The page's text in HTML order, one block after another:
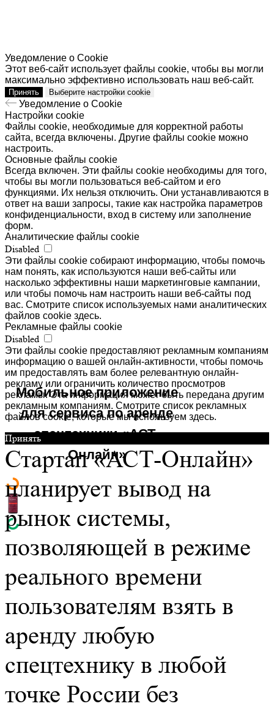
Мобильное приложение
для сервиса по аренде
спецтехники «АСТ-
Онлайн»
Уведомление о Cookie
Этот веб-сайт использует файлы cookie, чтобы вы могли
максимально эффективно использовать наш веб-сайт.
Принять Выберите настройки cookie
Уведомление о Cookie
Настройки cookie
Файлы cookie, необходимые для корректной работы
сайта, всегда включены. Другие файлы cookie можно
настроить.
Основные файлы cookie
Всегда включен. Эти файлы cookie необходимы для того,
чтобы вы могли пользоваться веб-сайтом и его
функциями. Их нельзя отключить. Они устанавливаются в
ответ на ваши запросы, такие как настройка параметров
конфиденциальности, вход в систему или заполнение
форм.
Аналитические файлы cookie
Disabled
Эти файлы cookie собирают информацию, чтобы помочь
нам понять, как используются наши веб-сайты или
насколько эффективны наши маркетинговые кампании,
или чтобы помочь нам настроить наши веб-сайты под
вас. Смотрите список используемых нами аналитических
файлов cookie здесь.
Рекламные файлы cookie
Disabled
Эти файлы cookie предоставляют рекламным компаниям
информацию о вашей онлайн-активности, чтобы помочь
им предоставлять вам более релевантную онлайн-
рекламу или ограничить количество просмотров
рекламы. Эта информация может быть передана другим
рекламным компаниям. Смотрите список рекламных
файлов cookie, которые мы используем здесь.
Принять
Стартап «АСТ-Онлайн»
планирует вывод на
рынок системы,
позволяющей в режиме
реального времени
пользователям взять в
аренду любую
спецтехнику в любой
точке России без